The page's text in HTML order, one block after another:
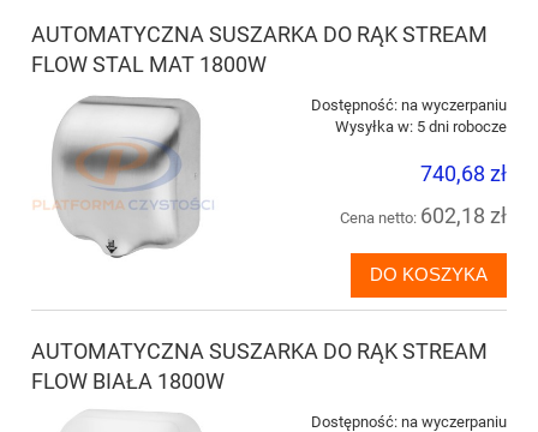
AUTOMATYCZNA SUSZARKA DO RĄK STREAM
FLOW STAL MAT 1800W
Dostępność: na wyczerpaniu
Wysyłka w: 5 dni robocze
740,68 zł
Cena netto: 602,18 zł
DO KOSZYKA
AUTOMATYCZNA SUSZARKA DO RĄK STREAM
FLOW BIAŁA 1800W
Dostępność: na wyczerpaniu